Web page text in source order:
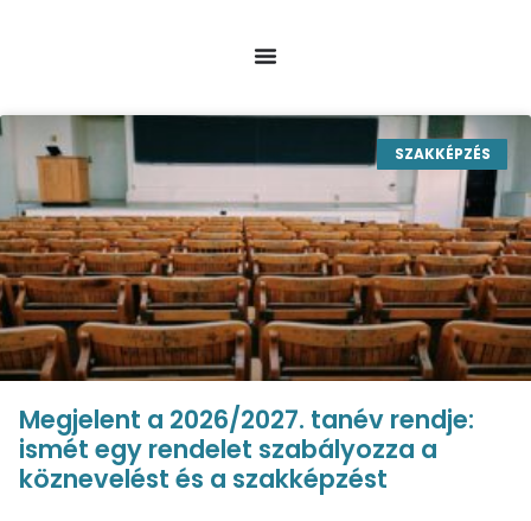
SZAKKÉPZÉS
Megjelent a 2026/2027. tanév rendje:
ismét egy rendelet szabályozza a
köznevelést és a szakképzést